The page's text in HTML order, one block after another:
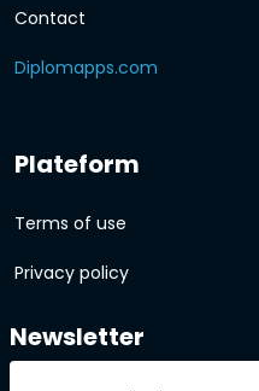
Contact
Diplomapps.com
Plateform
Terms of use
Privacy policy
Newsletter